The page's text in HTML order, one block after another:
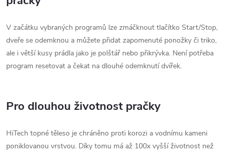
V začátku vybraných programů lze zmáčknout tlačítko Start/Stop,
dveře se odemknou a můžete přidat zapomenuté ponožky či triko,
ale i větší kusy prádla jako je polštář nebo přikrývka. Není potřeba
program resetovat a čekat na dlouhé odemknutí dvířek.
Pro dlouhou životnost pračky
HiTech topné těleso je chráněno proti korozi a vodnímu kameni
poniklovanou vrstvou. Díky tomu má až 100x vyšší životnost než